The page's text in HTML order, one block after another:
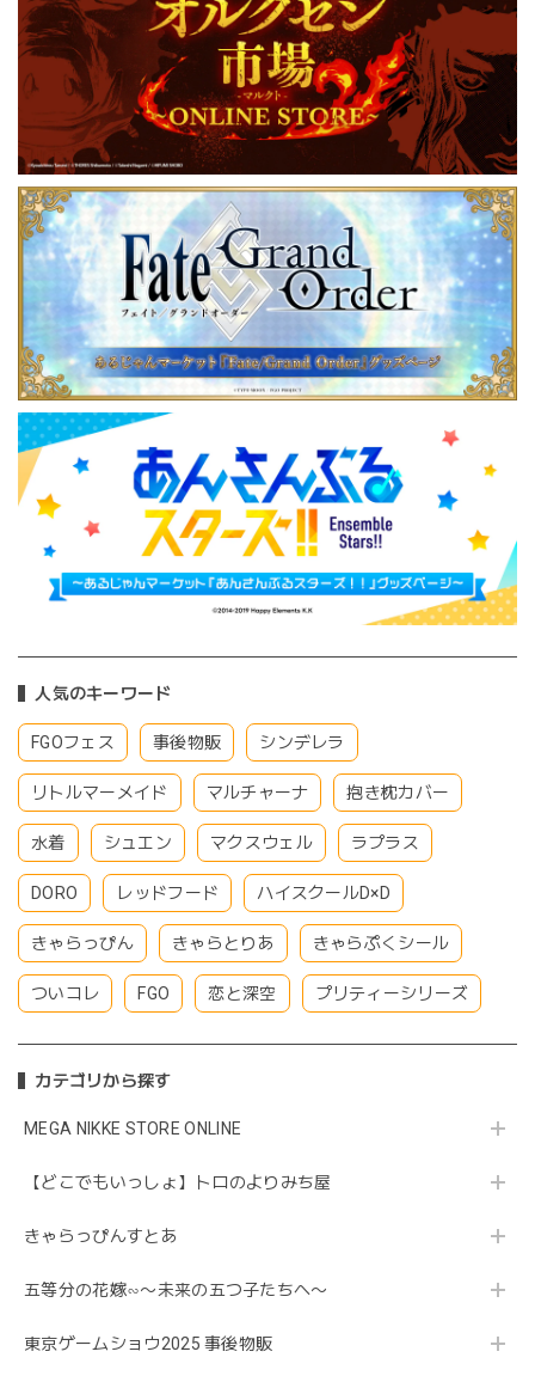
人気のキーワード
FGOフェス 事後物販 シンデレラ
リトルマーメイド マルチャーナ 抱き枕カバー
水着 シュエン マクスウェル ラプラス
DORO レッドフード ハイスクールD×D
きゃらっぴん きゃらとりあ きゃらぷくシール
ついコレ FGO 恋と深空 プリティーシリーズ
カテゴリから探す
MEGA NIKKE STORE ONLINE
【どこでもいっしょ】トロのよりみち屋
きゃらっぴんすとあ
五等分の花嫁∽〜未来の五つ子たちへ〜
東京ゲームショウ2025 事後物販